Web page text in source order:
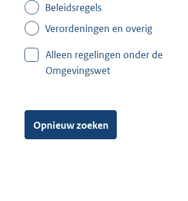
e
r
S
c
e
r
p
Beleidsregels
Verordeningen en overig
Alleen regelingen onder de
Omgevingswet
Opnieuw zoeken